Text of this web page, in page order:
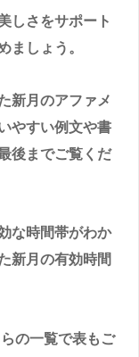
しさをサポート
ましょう。
新月のアファメ
やすい例文や書
後までご覧くだ
な時間帯がわか
新月の有効時間
の一覧で表もご